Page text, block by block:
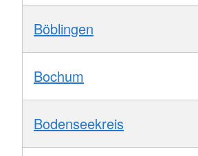
Böblingen
Bochum
Bodenseekreis